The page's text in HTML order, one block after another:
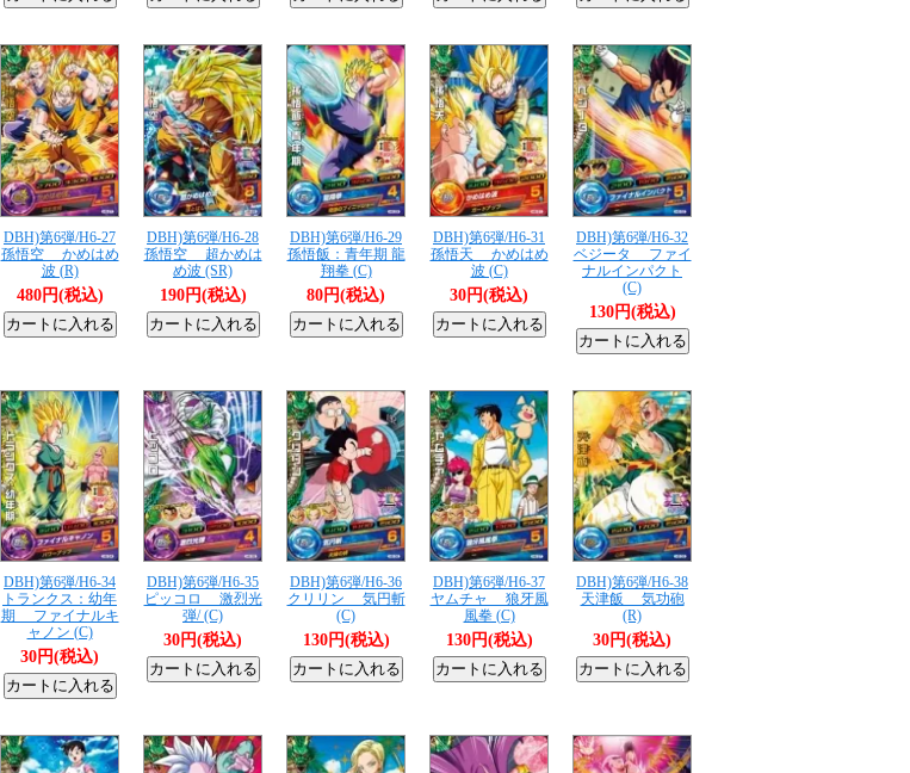
DBH)第6弾/H6-27
孫悟空 かめはめ
波 (R)
480円(税込)
DBH)第6弾/H6-28
孫悟空 超かめは
め波 (SR)
190円(税込)
DBH)第6弾/H6-29
孫悟飯：青年期 龍
翔拳 (C)
80円(税込)
DBH)第6弾/H6-31
孫悟天 かめはめ
波 (C)
30円(税込)
DBH)第6弾/H6-32
ベジータ ファイ
ナルインパクト
(C)
130円(税込)
DBH)第6弾/H6-34
トランクス：幼年
期 ファイナルキ
ャノン (C)
30円(税込)
DBH)第6弾/H6-35
ピッコロ 激烈光
弾/ (C)
30円(税込)
DBH)第6弾/H6-36
クリリン 気円斬
(C)
130円(税込)
DBH)第6弾/H6-37
ヤムチャ 狼牙風
風拳 (C)
130円(税込)
DBH)第6弾/H6-38
天津飯 気功砲
(R)
30円(税込)